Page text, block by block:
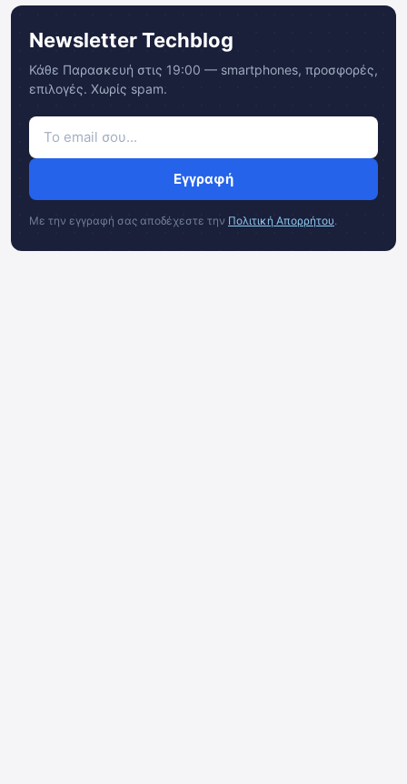
Newsletter Techblog
Κάθε Παρασκευή στις 19:00 — smartphones, προσφορές,
επιλογές. Χωρίς spam.
Εγγραφή
Με την εγγραφή σας αποδέχεστε την Πολιτική Απορρήτου.